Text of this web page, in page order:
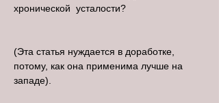
хронической усталости?
(Эта статья нуждается в доработке,
потому, как она применима лучше на
западе).